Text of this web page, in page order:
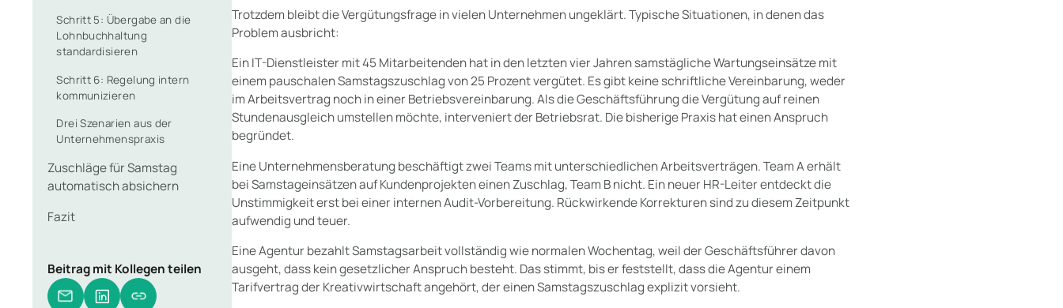
Schritt 5: Übergabe an die
Lohnbuchhaltung
standardisieren
Schritt 6: Regelung intern
kommunizieren
Drei Szenarien aus der
Unternehmenspraxis
Zuschläge für Samstag
automatisch absichern
Fazit
Beitrag mit Kollegen teilen
Trotzdem bleibt die Vergütungsfrage in vielen Unternehmen ungeklärt. Typische Situationen, in denen das
Problem ausbricht:
Ein IT-Dienstleister mit 45 Mitarbeitenden hat in den letzten vier Jahren samstägliche Wartungseinsätze mit
einem pauschalen Samstagszuschlag von 25 Prozent vergütet. Es gibt keine schriftliche Vereinbarung, weder
im Arbeitsvertrag noch in einer Betriebsvereinbarung. Als die Geschäftsführung die Vergütung auf reinen
Stundenausgleich umstellen möchte, interveniert der Betriebsrat. Die bisherige Praxis hat einen Anspruch
begründet.
Eine Unternehmensberatung beschäftigt zwei Teams mit unterschiedlichen Arbeitsverträgen. Team A erhält
bei Samstageinsätzen auf Kundenprojekten einen Zuschlag, Team B nicht. Ein neuer HR-Leiter entdeckt die
Unstimmigkeit erst bei einer internen Audit-Vorbereitung. Rückwirkende Korrekturen sind zu diesem Zeitpunkt
aufwendig und teuer.
Eine Agentur bezahlt Samstagsarbeit vollständig wie normalen Wochentag, weil der Geschäftsführer davon
ausgeht, dass kein gesetzlicher Anspruch besteht. Das stimmt, bis er feststellt, dass die Agentur einem
Tarifvertrag der Kreativwirtschaft angehört, der einen Samstagszuschlag explizit vorsieht.